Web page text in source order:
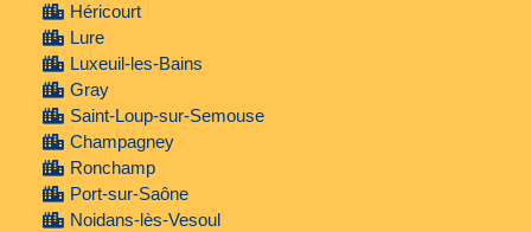
Héricourt
Lure
Luxeuil-les-Bains
Gray
Saint-Loup-sur-Semouse
Champagney
Ronchamp
Port-sur-Saône
Noidans-lès-Vesoul